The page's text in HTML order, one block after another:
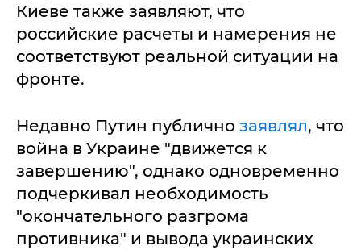
Киеве также заявляют, что
российские расчеты и намерения не
соответствуют реальной ситуации на
фронте.
Недавно Путин публично заявлял, что
война в Украине "движется к
завершению", однако одновременно
подчеркивал необходимость
"окончательного разгрома
противника" и вывода украинских